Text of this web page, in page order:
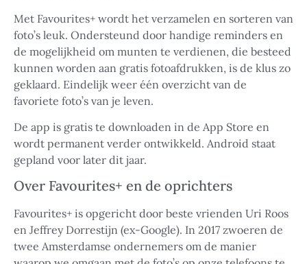
Met Favourites+ wordt het verzamelen en sorteren van
foto’s leuk. Ondersteund door handige reminders en
de mogelijkheid om munten te verdienen, die besteed
kunnen worden aan gratis fotoafdrukken, is de klus zo
geklaard. Eindelijk weer één overzicht van de
favoriete foto’s van je leven.
De app is gratis te downloaden in de App Store en
wordt permanent verder ontwikkeld. Android staat
gepland voor later dit jaar.
Over Favourites+ en de oprichters
Favourites+ is opgericht door beste vrienden Uri Roos
en Jeffrey Dorrestijn (ex-Google). In 2017 zwoeren de
twee Amsterdamse ondernemers om de manier